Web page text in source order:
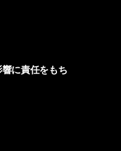
に責任をもち